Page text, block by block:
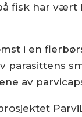
fisk har
i en
av